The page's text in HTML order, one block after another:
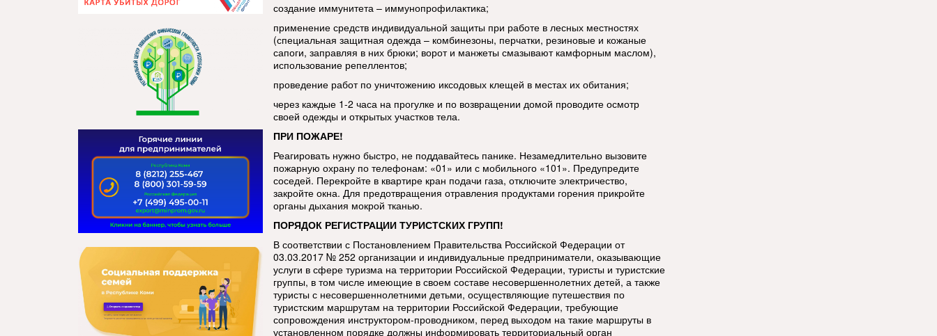
создание иммунитета – иммунопрофилактика;
применение средств индивидуальной защиты при работе в лесных местностях
(специальная защитная одежда – комбинезоны, перчатки, резиновые и кожаные
сапоги, заправляя в них брюки; ворот и манжеты смазывают камфорным маслом),
использование репеллентов;
проведение работ по уничтожению иксодовых клещей в местах их обитания;
через каждые 1-2 часа на прогулке и по возвращении домой проводите осмотр
своей одежды и открытых участков тела.
ПРИ ПОЖАРЕ!
Реагировать нужно быстро, не поддавайтесь панике. Незамедлительно вызовите
пожарную охрану по телефонам: «01» или с мобильного «101». Предупредите
соседей. Перекройте в квартире кран подачи газа, отключите электричество,
закройте окна. Для предотвращения отравления продуктами горения прикройте
органы дыхания мокрой тканью.
ПОРЯДОК РЕГИСТРАЦИИ ТУРИСТСКИХ ГРУПП!
В соответствии с Постановлением Правительства Российской Федерации от
03.03.2017 № 252 организации и индивидуальные предприниматели, оказывающие
услуги в сфере туризма на территории Российской Федерации, туристы и туристские
группы, в том числе имеющие в своем составе несовершеннолетних детей, а также
туристы с несовершеннолетними детьми, осуществляющие путешествия по
туристским маршрутам на территории Российской Федерации, требующие
сопровождения инструктором-проводником, перед выходом на такие маршруты в
установленном порядке должны информировать территориальный орган